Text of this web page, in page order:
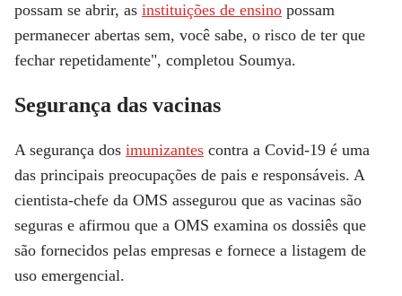
possam se abrir, as instituições de ensino possam
permanecer abertas sem, você sabe, o risco de ter que
fechar repetidamente", completou Soumya.
Segurança das vacinas
A segurança dos imunizantes contra a Covid-19 é uma
das principais preocupações de pais e responsáveis. A
cientista-chefe da OMS assegurou que as vacinas são
seguras e afirmou que a OMS examina os dossiês que
são fornecidos pelas empresas e fornece a listagem de
uso emergencial.